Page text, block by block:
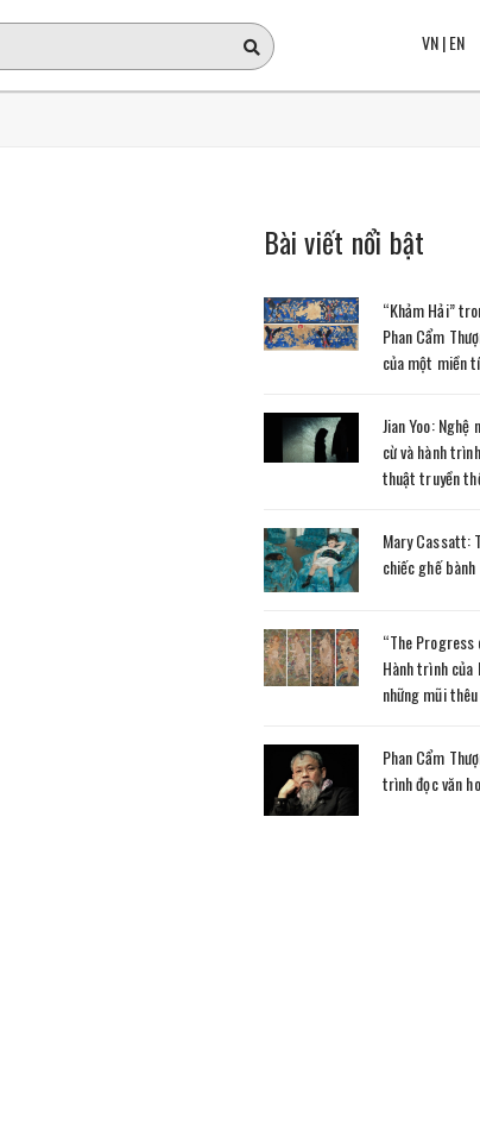
VN|EN
Bài viết nổi bật
“Khảm Hải”
Phan Cẩm
của một miền
Jian Yoo: Nghệ
cừ và hành
thuật truyền
Mary Cassatt:
chiếc ghế
“The
Hành trình của
những mũi thêu
Phan Cẩm
trình đọc văn